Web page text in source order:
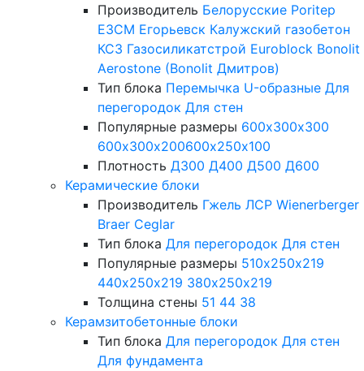
Производитель Белорусские Poritep
ЕЗСМ Егорьевск Калужский газобетон
КСЗ Газосиликатстрой Euroblock Bonolit
Aerostone (Bonolit Дмитров)
Тип блока Перемычка U-образные Для
перегородок Для стен
Популярные размеры 600х300х300
600х300х200600х250х100
Плотность Д300 Д400 Д500 Д600
Керамические блоки
Производитель Гжель ЛСР Wienerberger
Braer Ceglar
Тип блока Для перегородок Для стен
Популярные размеры 510х250х219
440х250х219 380х250х219
Толщина стены 51 44 38
Керамзитобетонные блоки
Тип блока Для перегородок Для стен
Для фундамента